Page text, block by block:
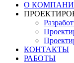
О
КОНТАКТЫ
РАБОТЫ